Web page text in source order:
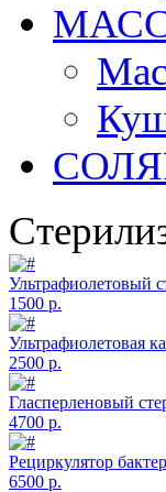
Ультрафиолетовый
1500 р.
Ультрафиолетовая
2500 р.
Гласперленовый
4700 р.
Рециркулятор
6500 р.